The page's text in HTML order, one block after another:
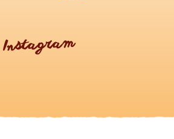
Instagram